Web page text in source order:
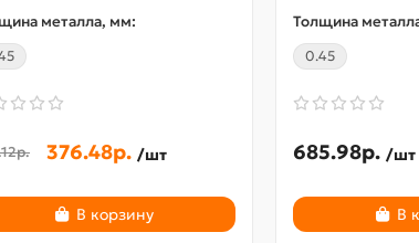
металла, мм:
376.48р. /шт
В корзину
Толщина
0.45
685.98р. /шт
В